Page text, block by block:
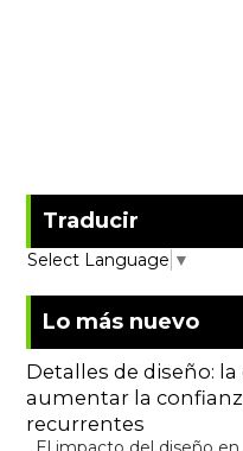
Traducir
Select Language ▼
Lo más nuevo
Detalles de diseño: la
aumentar la
recurrentes